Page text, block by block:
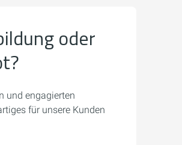
oder
und engagierten
für unsere Kunden